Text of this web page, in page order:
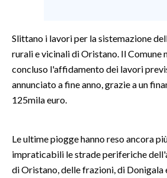
SPETTACOLI
GOSSIP
SARDEGNA TURISMO
SARDI NEL MONDO
Slittano i lavori per la sistemazione
rurali e vicinali di Oristano. Il Comune
concluso l'affidamento dei lavori
annunciato a fine anno, grazie a un
125mila euro.
Le ultime piogge hanno reso ancora
impraticabili le strade periferiche
di Oristano, delle frazioni, di Donigala